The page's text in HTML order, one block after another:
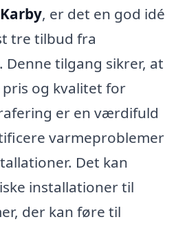
, er det en god idé
tre tilbud fra
tilgang sikrer, at
og kvalitet for
er en værdifuld
varmeproblemer
Det kan
installationer til
der kan føre til